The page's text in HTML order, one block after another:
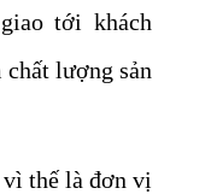
tới khách
chất lượng sản
thế là đơn vị